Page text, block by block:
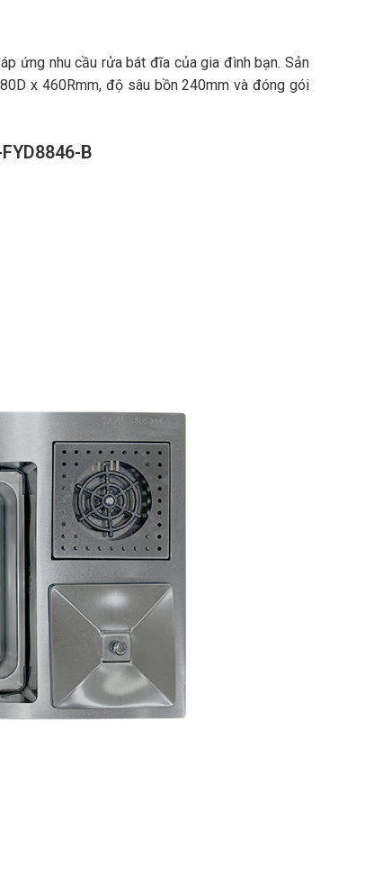
ứng nhu cầu rửa bát đĩa của gia đình bạn. Sản
x 460Rmm, độ sâu bồn 240mm và đóng gói
B